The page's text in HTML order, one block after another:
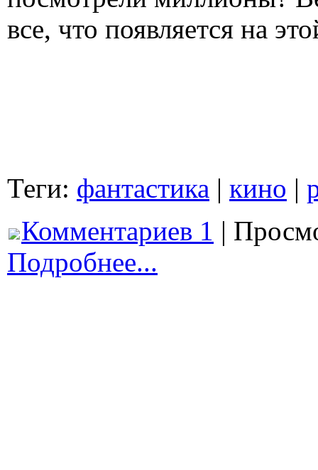
все, что появляется на
Теги: фантастика | кино |
Комментариев 1 |
Подробнее...